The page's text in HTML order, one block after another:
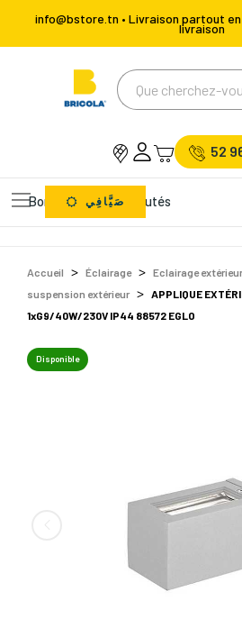
info@bstore.tn • Livraison partout en
livraison
52
Bons Plans Nouveautés
صَيَّافِي
Accueil Éclairage Eclairage extérieur
suspension extérieur
APPLIQUE
1xG9/40W/230V IP44 88572 EGLO
Disponible